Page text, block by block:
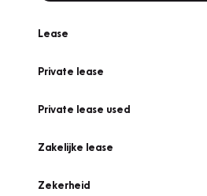
Lease
Private lease
Private lease used
Zakelijke lease
Zekerheid